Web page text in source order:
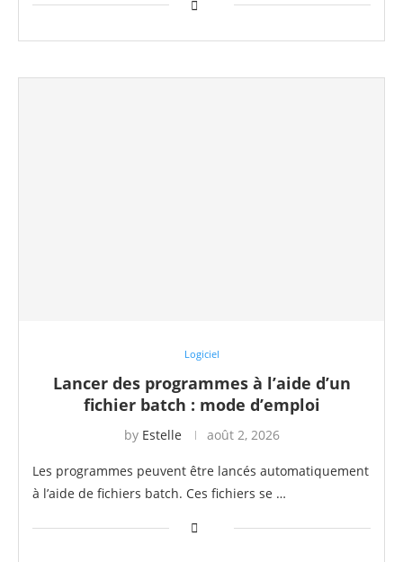
Logiciel
Lancer des programmes à l’aide d’un
fichier batch : mode d’emploi
by Estelle août 2, 2026
Les programmes peuvent être lancés automatiquement
à l’aide de fichiers batch. Ces fichiers se …